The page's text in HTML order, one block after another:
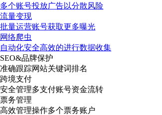
多个账号投放广告以分散风险
流量变现
批量运营账号获取更多曝光
网络爬虫
自动化安全高效的进行数据收集
SEO&品牌保护
准确跟踪网站关键词排名
跨境支付
安全管理多支付账号资金流转
票务管理
高效管理操作多个票务账户